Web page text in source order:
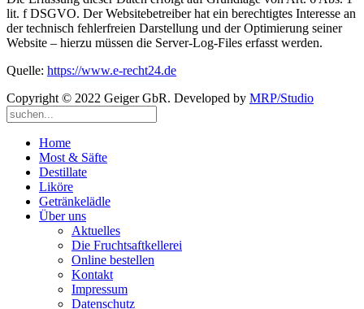
lit. f DSGVO. Der Websitebetreiber hat ein berechtigtes Interesse an
der technisch fehlerfreien Darstellung und der Optimierung seiner
Website – hierzu müssen die Server-Log-Files erfasst werden.
Quelle: https://www.e-recht24.de
Copyright © 2022 Geiger GbR. Developed by MRP/Studio
Home
Most & Säfte
Destillate
Liköre
Getränkelädle
Über uns
Aktuelles
Die Fruchtsaftkellerei
Online bestellen
Kontakt
Impressum
Datenschutz